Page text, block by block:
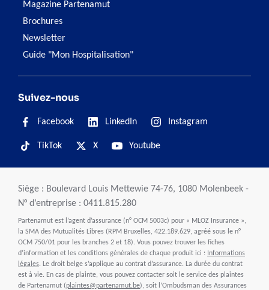
Magazine Partenamut
Brochures
Newsletter
Guide "Mon Hospitalisation"
Suivez-nous
Facebook LinkedIn Instagram
TikTok X Youtube
Siège : Boulevard Louis Mettewie 74-76, 1080 Molenbeek -
N° d’entreprise : 0411.815.280
Partenamut est l’agent d’assurance (n° OCM 5003c) pour « MLOZ Insurance »,
la SMA des Mutualités Libres (RPM Bruxelles, 422.189.629, agréé sous le n°
OCM 750/01 pour les branches 2 et 18). Vous pouvez trouver les fiches
d’information et les conditions générales de chaque produit ici : Informations
légales. Le droit belge s’applique au contrat d’assurance. La durée du contrat
est à vie. En cas de plainte, vous pouvez contacter soit le service des plaintes
de Partenamut (plaintes@partenamut.be), soit l’Ombudsman des Assurances